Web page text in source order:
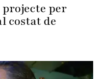
projecte per
costat de